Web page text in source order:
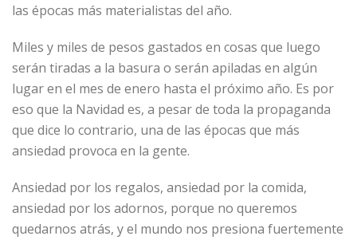
las épocas más materialistas del año.
Miles y miles de pesos gastados en cosas que luego
serán tiradas a la basura o serán apiladas en algún
lugar en el mes de enero hasta el próximo año. Es por
eso que la Navidad es, a pesar de toda la propaganda
que dice lo contrario, una de las épocas que más
ansiedad provoca en la gente.
Ansiedad por los regalos, ansiedad por la comida,
ansiedad por los adornos, porque no queremos
quedarnos atrás, y el mundo nos presiona fuertemente